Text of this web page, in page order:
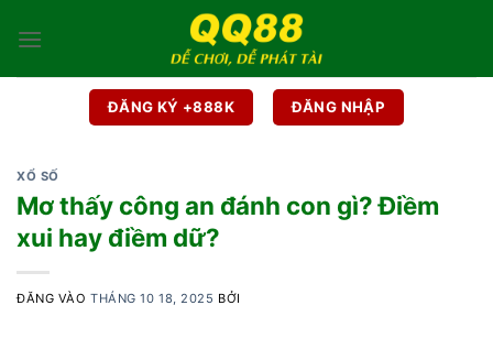
qua
ĐĂNG KÝ +888K ĐĂNG NHẬP
XỔ SỐ
Mơ thấy công an đánh con gì? Điềm
xui hay điềm dữ?
ĐĂNG VÀOTHÁNG 10 18, 2025 BỞI